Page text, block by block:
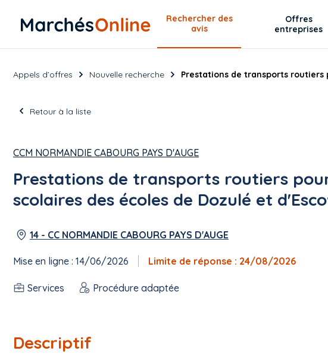
Rechercher des
avis
Offres
entreprises
Appels d’offres Nouvelle recherche Prestations de transports routiers
Retour à la liste
CCM NORMANDIE CABOURG PAYS D'AUGE
Prestations de transports routiers
scolaires des écoles de Dozulé et
14 - CC NORMANDIE CABOURG PAYS D'AUGE
Mise en ligne : 14/06/2026 Limite de réponse : 24/08/2026
Services Procédure adaptée
Descriptif